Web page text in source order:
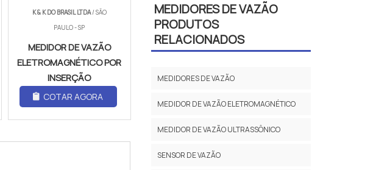
K & K DO BRASIL LTDA/ SÃO
PAULO - SP
MEDIDOR DE VAZÃO
ELETROMAGNÉTICO POR
INSERÇÃO
COTAR AGORA
MEDIDORES DE VAZÃO
PRODUTOS
RELACIONADOS
MEDIDORES DE VAZÃO
MEDIDOR DE VAZÃO ELETROMAGNÉTICO
MEDIDOR DE VAZÃO ULTRASSÔNICO
SENSOR DE VAZÃO